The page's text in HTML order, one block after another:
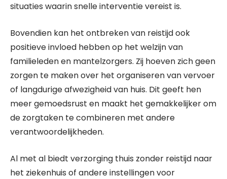
situaties waarin snelle interventie vereist is.
Bovendien kan het ontbreken van reistijd ook
positieve invloed hebben op het welzijn van
familieleden en mantelzorgers. Zij hoeven zich geen
zorgen te maken over het organiseren van vervoer
of langdurige afwezigheid van huis. Dit geeft hen
meer gemoedsrust en maakt het gemakkelijker om
de zorgtaken te combineren met andere
verantwoordelijkheden.
Al met al biedt verzorging thuis zonder reistijd naar
het ziekenhuis of andere instellingen voor